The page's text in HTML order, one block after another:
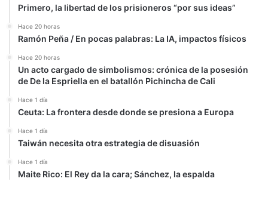
Primero, la libertad de los prisioneros “por sus ideas”
Hace 20 horas
Ramón Peña / En pocas palabras: La IA, impactos físicos
Hace 20 horas
Un acto cargado de simbolismos: crónica de la posesión
de De la Espriella en el batallón Pichincha de Cali
Hace 1 día
Ceuta: La frontera desde donde se presiona a Europa
Hace 1 día
Taiwán necesita otra estrategia de disuasión
Hace 1 día
Maite Rico: El Rey da la cara; Sánchez, la espalda